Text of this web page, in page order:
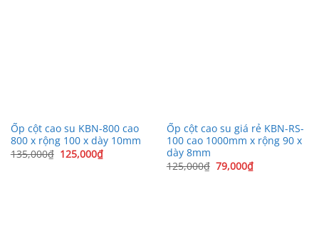
Ốp cột cao su KBN-800 cao
800 x rộng 100 x dày 10mm
135,000₫ Giá
gốc
125,000₫Giá
hiện
Ốp cột cao su giá rẻ KBN-RS-
100 cao 1000mm x rộng 90 x
dày 8mm
125,000₫ Giá
gốc
79,000₫Giá
hiện